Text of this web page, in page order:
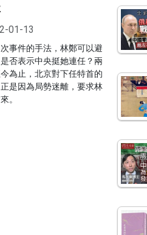
01-13
事件的手法，林鄭可以避
否表示中央挺她連任？兩
為止，北京對下任特首的
是因為局勢迷離，要求林
。